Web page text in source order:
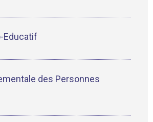
Educatif
des Personnes